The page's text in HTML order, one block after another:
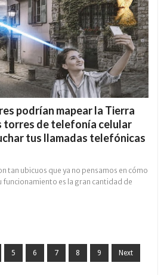
podrían mapear la Tierra
torres de telefonía celular
tus llamadas telefónicas
tan ubicuos que ya no pensamos en cómo
funcionamiento es la gran cantidad de
5 6 7 8 9 Next